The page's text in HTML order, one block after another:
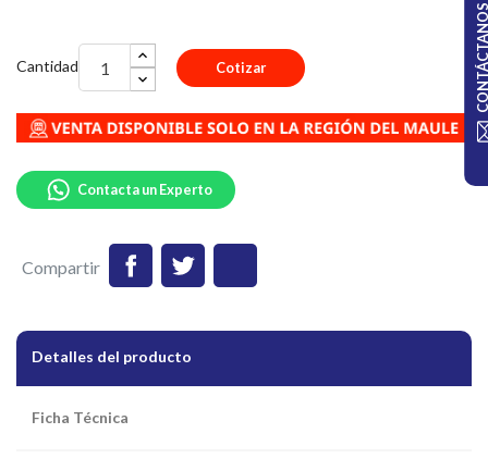
Cantidad Cotizar
Compartir
Contacta un Experto
Detalles del producto
Ficha Técnica